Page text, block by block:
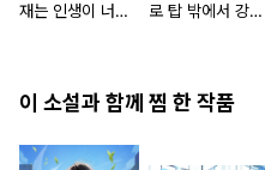
재는 인생이 너무
로 탑 밖에서 강해
이 소설과 함께 찜 한 작품